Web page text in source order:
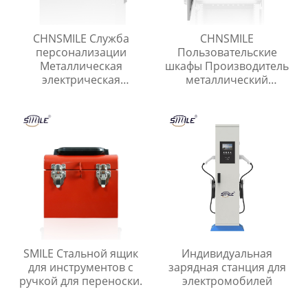
CHNSMILE Служба
персонализации
Металлическая
электрическая
CHNSMILE
Пользовательские
шкафы Производитель
металлический
SMILE Стальной ящик
для инструментов с
ручкой для переноски.
Индивидуальная
зарядная станция для
электромобилей